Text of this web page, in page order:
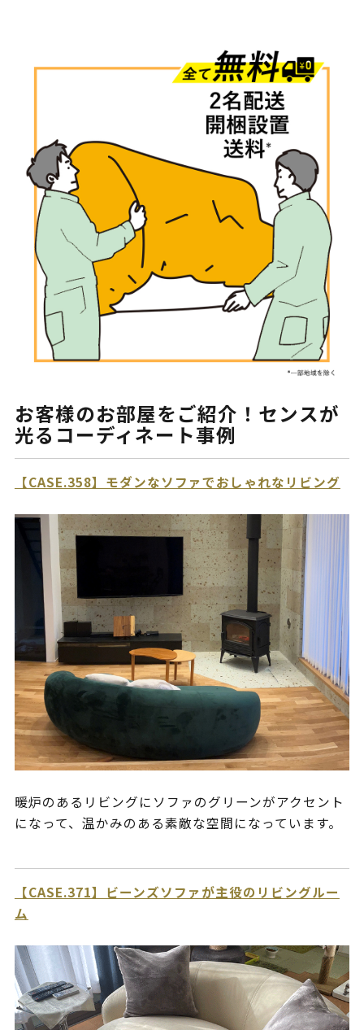
お客様のお部屋をご紹介！センスが
光るコーディネート事例
【CASE.358】モダンなソファでおしゃれなリビング
暖炉のあるリビングにソファのグリーンがアクセント
になって、温かみのある素敵な空間になっています。
【CASE.371】ビーンズソファが主役のリビングルー
ム